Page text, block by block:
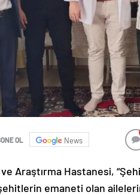
OL News
Araştırma Hastanesi,
emaneti olan